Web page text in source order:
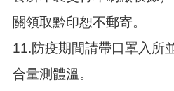
關領取黔印恕不郵寄。
11.防疫期間請帶口罩入所
合量測體溫。